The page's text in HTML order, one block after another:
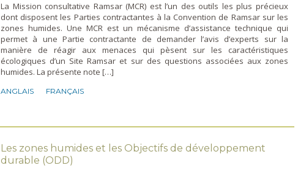
La Mission consultative Ramsar (MCR) est l’un des outils les plus précieux
dont disposent les Parties contractantes à la Convention de Ramsar sur les
zones humides. Une MCR est un mécanisme d’assistance technique qui
permet à une Partie contractante de demander l’avis d’experts sur la
manière de réagir aux menaces qui pèsent sur les caractéristiques
écologiques d’un Site Ramsar et sur des questions associées aux zones
humides. La présente note […]
ANGLAIS FRANÇAIS
Les zones humides et les Objectifs de développement
durable (ODD)